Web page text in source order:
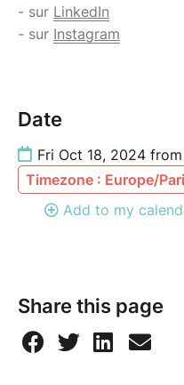
- sur LinkedIn
- sur Instagram
Date
Fri Oct 18, 2024
Timezone : Europe/
Add to my
Share this page